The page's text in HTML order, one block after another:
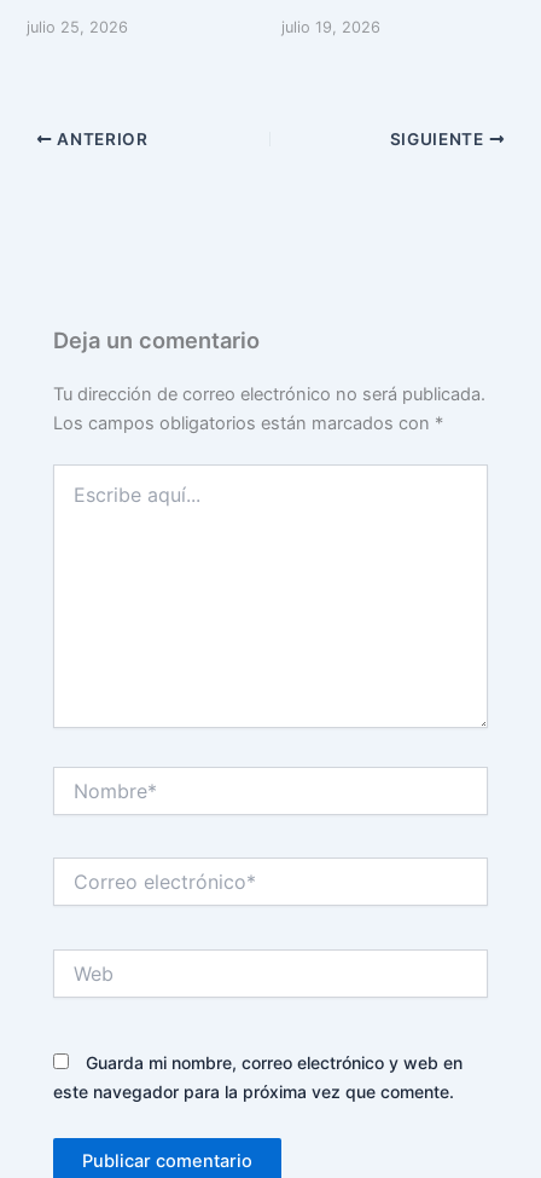
julio 25, 2026 julio 19, 2026
ANTERIOR SIGUIENTE
Deja un comentario
Tu dirección de correo electrónico no será publicada.
Los campos obligatorios están marcados con *
aquí...
electrónico*
Guarda mi nombre, correo electrónico y web en
este navegador para la próxima vez que comente.